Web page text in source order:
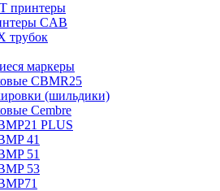
принтеры
CAB
трубок
маркеры
CBMR25
(шильдики)
Cembre
PLUS
41
51
53